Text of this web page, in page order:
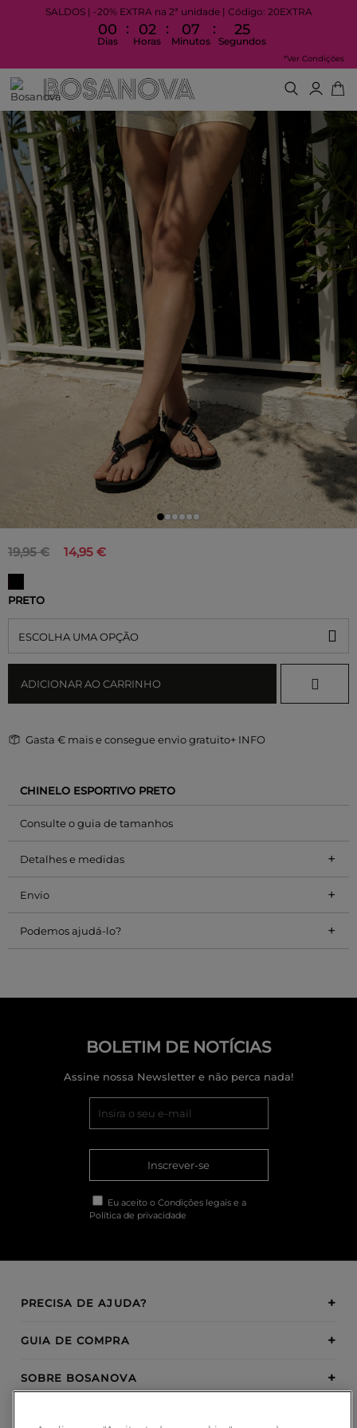
SALDOS | -20% EXTRA na 2ª unidade | Código: 20EXTRA
00
Dias
: 02
Horas
: 07
Minutos
: 24
Segundos
*Ver Condições
14,95 €
19,95 €
PRETO
ESCOLHA UMA OPÇÃO
ADICIONAR AO CARRINHO
Gasta € mais e consegue envio gratuito+ INFO
CHINELO ESPORTIVO PRETO
Consulte o guia de tamanhos
Detalhes e medidas +
Envio +
Podemos ajudá-lo? +
BOLETIM DE NOTÍCIAS
Assine nossa Newsletter e não perca nada!
Inscrever-se
Eu aceito o Condições legais e a
Política de privacidade
PRECISA DE AJUDA?
GUIA DE COMPRA
SOBRE BOSANOVA